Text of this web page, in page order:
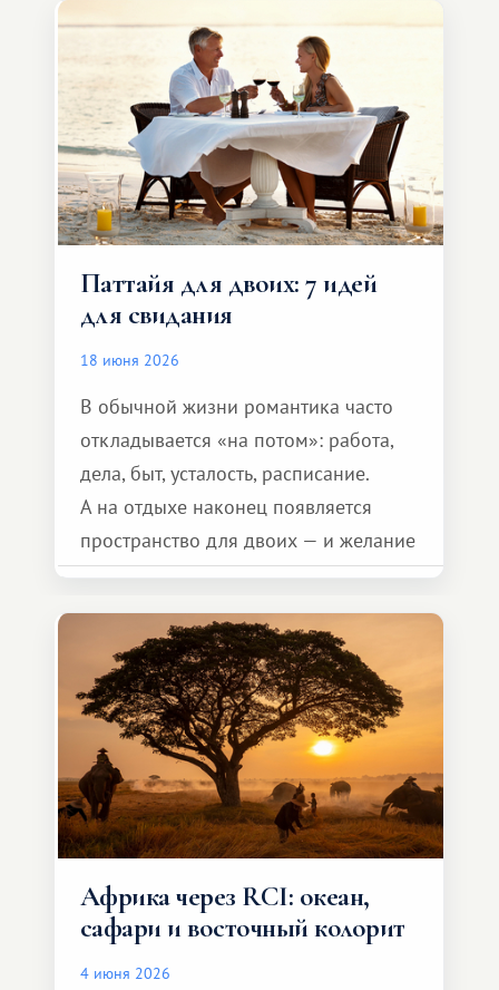
и спокойно доехать до курорта.
Паттайя для двоих: 7 идей
для свидания
18 июня 2026
В обычной жизни романтика часто
откладывается «на потом»: работа,
дела, быт, усталость, расписание.
А на отдыхе наконец появляется
пространство для двоих — и желание
сделать для близкого человека что-то
особенное. Не обязательно
масштабное, но тёплое
и запоминающееся :)
Африка через RCI: океан,
сафари и восточный колорит
4 июня 2026